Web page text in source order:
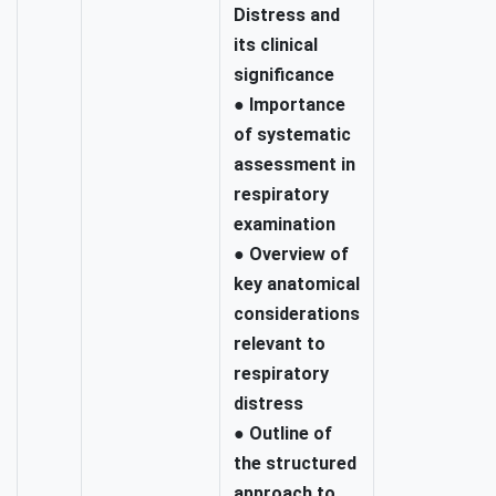
Distress and
its clinical
significance
● Importance
of systematic
assessment in
respiratory
examination
● Overview of
key anatomical
considerations
relevant to
respiratory
distress
● Outline of
the structured